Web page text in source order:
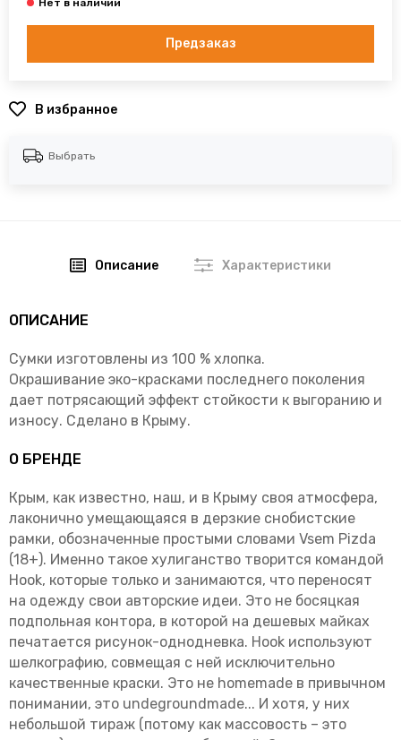
Предзаказ
В избранное
Выбрать
Описание Характеристики
ОПИСАНИЕ
Сумки изготовлены из 100 % хлопка.
Окрашивание эко-красками последнего поколения
дает потрясающий эффект стойкости к выгоранию и
износу. Сделано в Крыму.
О БРЕНДЕ
Крым, как известно, наш, и в Крыму своя атмосфера,
лаконично умещающаяся в дерзкие снобистские
рамки, обозначенные простыми словами Vsem Pizda
(18+). Именно такое хулиганство творится командой
Hооk, которые только и занимаются, что переносят
на одежду свои авторские идеи. Это не босяцкая
подпольная контора, в которой на дешевых майках
печатается рисунок-однодневка. Hook используют
шелкографию, совмещая с ней исключительно
качественные краски. Это не homemade в привычном
понимании, это undegroundmade... И хотя, у них
небольшой тираж (потому как массовость – это